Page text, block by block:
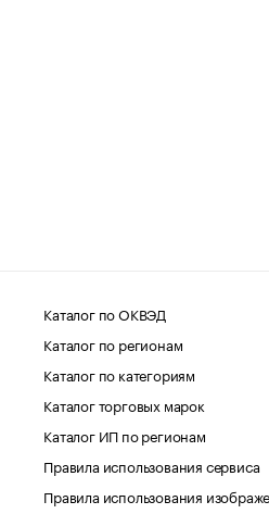
Каталог по ОКВЭД
Каталог по регионам
Каталог по категориям
Каталог торговых марок
Каталог ИП по регионам
Правила использования сервиса
Правила использования